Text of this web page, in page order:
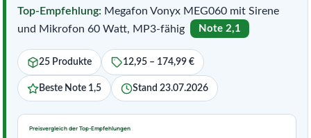
Top-Empfehlung: Megafon Vonyx MEG060 mit Sirene
und Mikrofon 60 Watt, MP3-fähig
Note 2,1
25 Produkte 12,95 – 174,99 €
Beste Note 1,5 Stand 23.07.2026
Preisvergleich der Top-Empfehlungen